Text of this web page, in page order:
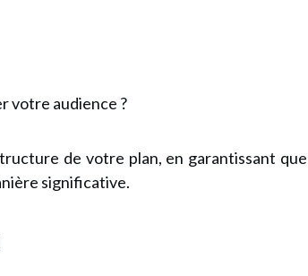
votre audience ?
de votre plan, en garantissant que
significative.